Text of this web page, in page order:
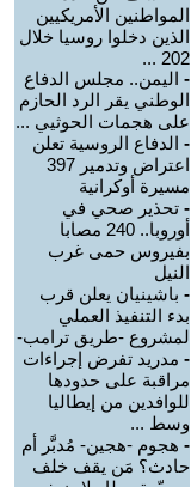
المواطنين الأمريكيين
الذين دخلوا روسيا خلال
202 ...
- اليمن.. مجلس الدفاع
الوطني يقر الرد الحازم
على هجمات الحوثيي ...
- الدفاع الروسية تعلن
اعتراض وتدمير 397
مسيرة أوكرانية
- تحذير صحي في
أوروبا.. 240 مصابا
بفيروس حمى غرب
النيل
- باشينيان يعلن قرب
بدء التنفيذ العملي
لمشروع -طريق ترامب-
- مدريد تفرض إجراءات
مراقبة على حدودها
للوافدين من إيطاليا
وسط ...
- هجوم -هجين- مُدبَّر أم
حادث؟ مَن يقف خلف